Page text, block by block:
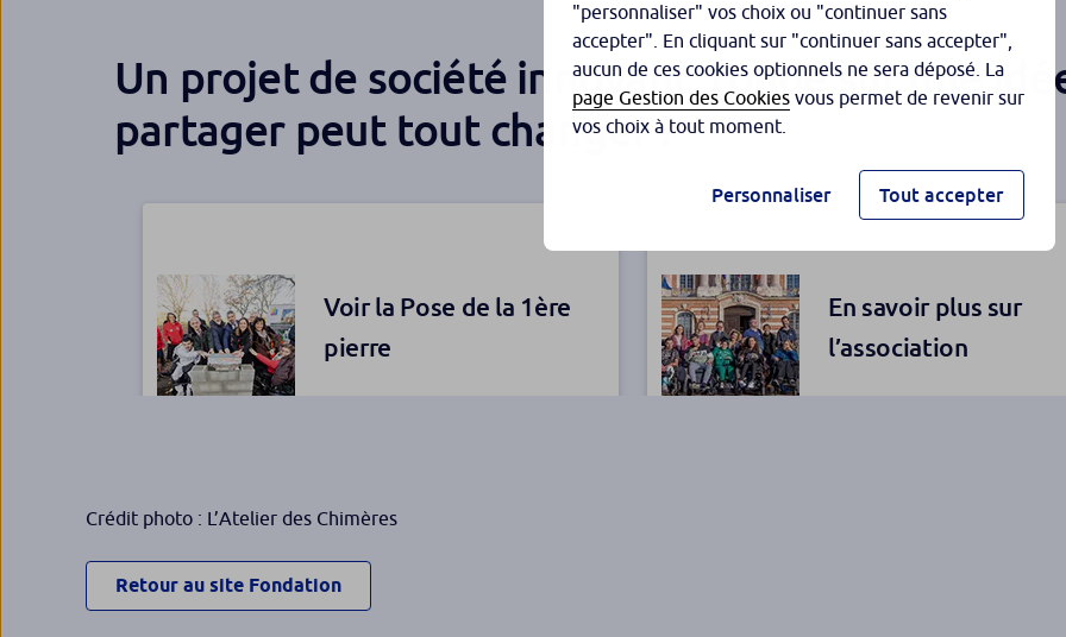
Un projet de société innovant, fondé sur une
partager peut tout changer !
Voir la Pose de la 1ère
pierre
Cyrène
En savoir plus sur
l’association
Crédit photo : L’Atelier des Chimères
Retour au site Fondation
"personnaliser" vos choix ou "continuer sans
accepter". En cliquant sur "continuer sans accepter",
aucun de ces cookies optionnels ne sera déposé. La
page Gestion des Cookies vous permet de revenir sur
vos choix à tout moment.
Personnaliser Tout accepter